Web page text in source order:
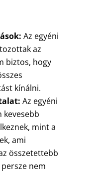
Az egyéni
az
biztos, hogy
kínálni.
Az egyéni
kevesebb
mint a
ami
összetettebb
nem